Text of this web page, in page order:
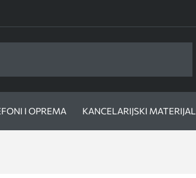
I OPREMA KANCELARIJSKI MATERIJAL